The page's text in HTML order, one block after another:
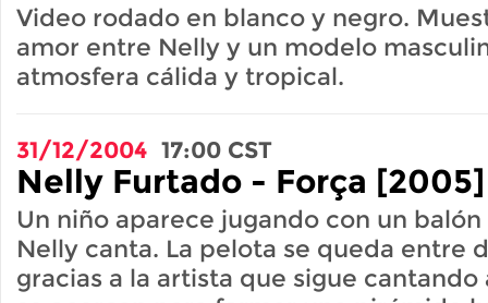
Video rodado en blanco y negro.
amor entre Nelly y un modelo
atmosfera cálida y tropical.
31/12/2004 17:00 CST
Nelly Furtado - Força [2005]
Un niño aparece jugando con un
Nelly canta. La pelota se queda entre
gracias a la artista que sigue cantando